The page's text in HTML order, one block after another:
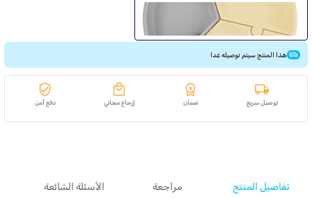
هذا المنتج سيتم توصيله غدا
توصيل سريع ضمان إرجاع مجاني دفع آمن
تفاصيل المنتج مراجعة الأسئلة الشائعة